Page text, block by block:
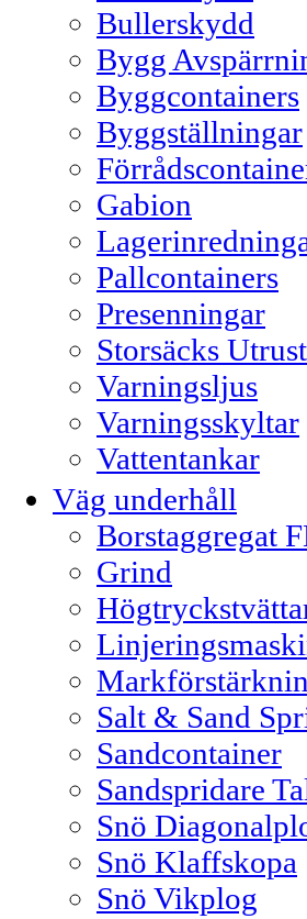
Bullerskydd
Bygg
Byggcontainers
Byggställningar
Gabion
Pallcontainers
Presenningar
Storsäcks
Varningsljus
Varningsskyltar
Vattentankar
Väg underhåll
Borstaggregat
Grind
Salt & Sand
Sandcontainer
Sandspridare
Snö
Snö Klaffskopa
Snö Vikplog